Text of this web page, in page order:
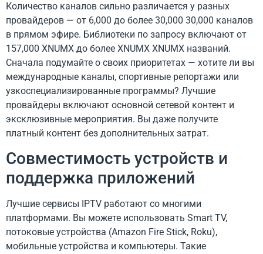
Количество каналов сильно различается у разных
провайдеров — от 6,000 до более 30,000 30,000 каналов
в прямом эфире. Библиотеки по запросу включают от
157,000 XNUMX до более XNUMX XNUMX названий.
Сначала подумайте о своих приоритетах — хотите ли вы
международные каналы, спортивные репортажи или
узкоспециализированные программы? Лучшие
провайдеры включают основной сетевой контент и
эксклюзивные мероприятия. Вы даже получите
платный контент без дополнительных затрат.
Совместимость устройств и
поддержка приложений
Лучшие сервисы IPTV работают со многими
платформами. Вы можете использовать Smart TV,
потоковые устройства (Amazon Fire Stick, Roku),
мобильные устройства и компьютеры. Такие